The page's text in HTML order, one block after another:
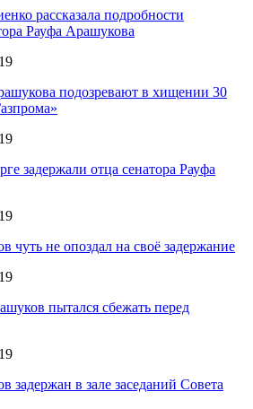
рассказала подробности
Рауфа Арашукова
подозревают в хищении 30
задержали отца сенатора Рауфа
чуть не опоздал на своё задержание
пытался сбежать перед
задержан в зале заседаний Совета